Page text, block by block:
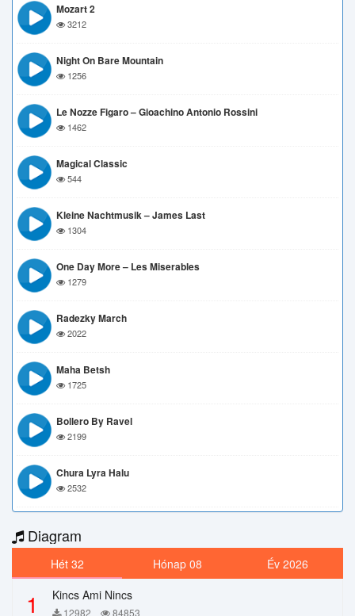
Mozart 2
3212
Night On Bare Mountain
1256
Le Nozze Figaro – Gioachino Antonio Rossini
1462
Magical Classic
544
Kleine Nachtmusik – James Last
1304
One Day More – Les Miserables
1279
Radezky March
2022
Maha Betsh
1725
Bollero By Ravel
2199
Chura Lyra Halu
2532
Diagram
Hét 32 Hónap 08 Év 2026
1 Kincs Ami Nincs
12982 84853